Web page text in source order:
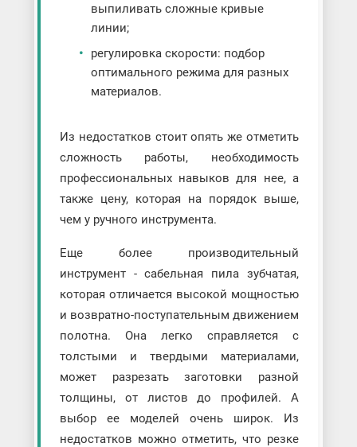
выпиливать сложные кривые
линии;
регулировка скорости: подбор
оптимального режима для разных
материалов.
Из недостатков стоит опять же отметить
сложность работы, необходимость
профессиональных навыков для нее, а
также цену, которая на порядок выше,
чем у ручного инструмента.
Еще более производительный
инструмент - сабельная пила зубчатая,
которая отличается высокой мощностью
и возвратно-поступательным движением
полотна. Она легко справляется с
толстыми и твердыми материалами,
может разрезать заготовки разной
толщины, от листов до профилей. А
выбор ее моделей очень широк. Из
недостатков можно отметить, что резке